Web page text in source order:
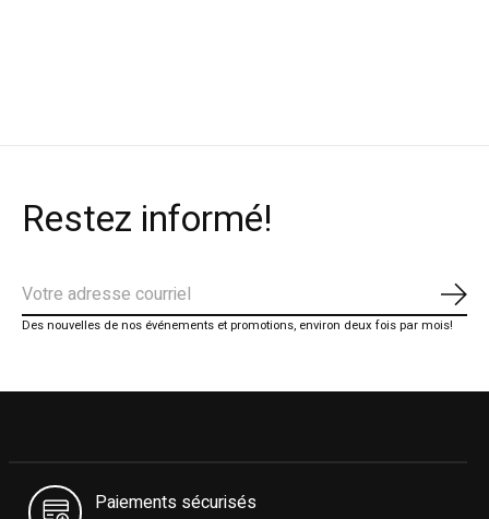
Restez informé!
Des nouvelles de nos événements et promotions, environ deux fois par mois!
Paiements sécurisés